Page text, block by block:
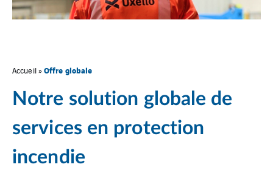
Accueil»Offre globale
Notre solution globale de
services en protection
incendie